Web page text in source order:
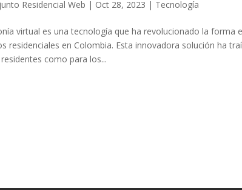
Residencial Web | Oct 28, 2023 | Tecnología
virtual es una tecnología que ha revolucionado la forma
residenciales en Colombia. Esta innovadora solución ha
como para los...